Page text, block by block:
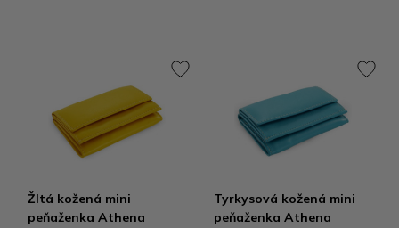
Žltá kožená mini
peňaženka Athena
Tyrkysová kožená mini
peňaženka Athena